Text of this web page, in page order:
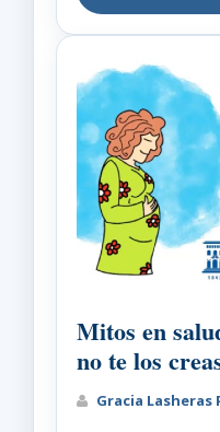
Mitos en
no te los
Gracia Lasheras